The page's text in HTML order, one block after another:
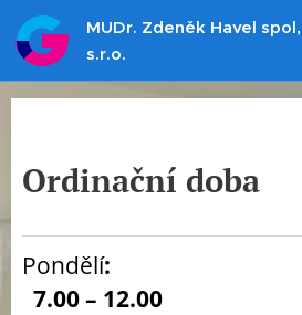
MUDr. Zdeněk Havel spol,
s.r.o.
Ordinační doba
Pondělí:
7.00 – 12.00